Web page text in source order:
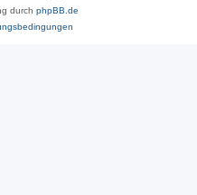
durch phpBB.de